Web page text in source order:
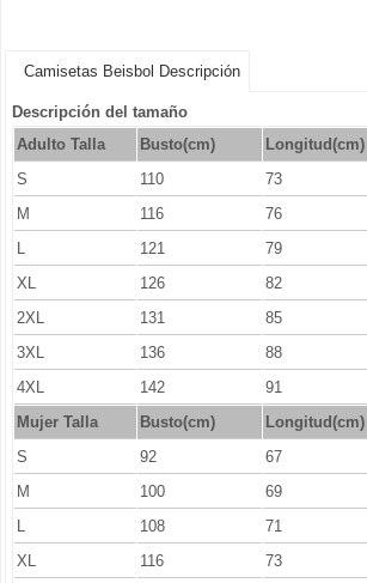
Camisetas Beisbol Descripción
Descripción del tamaño
Adulto Talla
Busto(cm) Longitud(cm)
S
110 73
M
116 76
L
121 79
XL
126 82
2XL
131 85
3XL
136 88
4XL
142 91
Mujer Talla
Busto(cm) Longitud(cm)
S
92 67
M
100 69
L
108 71
XL
116 73